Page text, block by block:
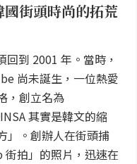
街頭時尚的拓荒
到 2001 年。當時，
尚未誕生，一位熱愛
，創立名為
其實是韓文的縮
」。創辦人在街頭捕
拍」的照片，迅速在